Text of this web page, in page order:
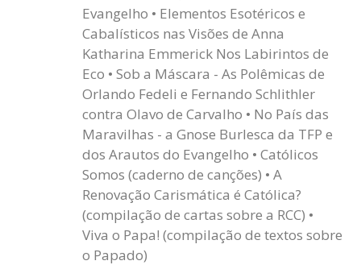
Evangelho • Elementos Esotéricos e
Cabalísticos nas Visões de Anna
Katharina Emmerick Nos Labirintos de
Eco • Sob a Máscara - As Polêmicas de
Orlando Fedeli e Fernando Schlithler
contra Olavo de Carvalho • No País das
Maravilhas - a Gnose Burlesca da TFP e
dos Arautos do Evangelho • Católicos
Somos (caderno de canções) • A
Renovação Carismática é Católica?
(compilação de cartas sobre a RCC) •
Viva o Papa! (compilação de textos sobre
o Papado)